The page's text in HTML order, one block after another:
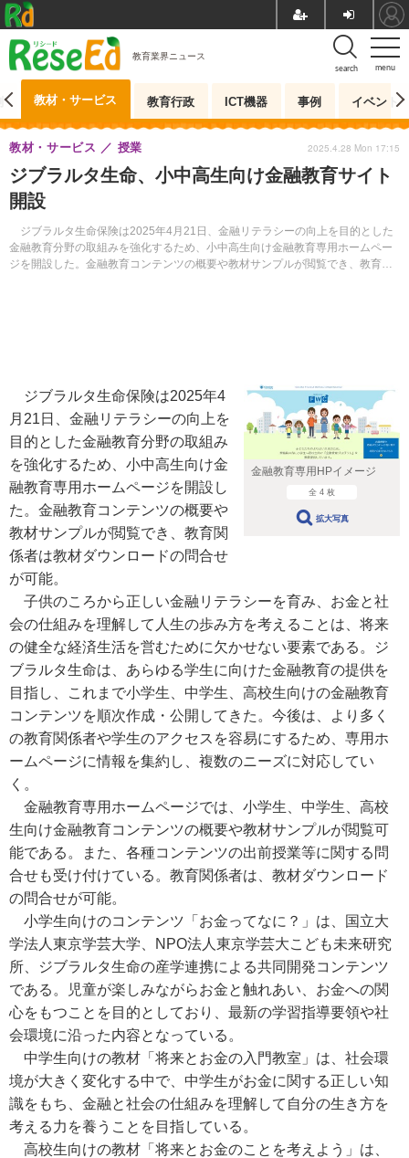
menu
search
教育業界ニュース
教材・サービス 教育行政 ICT機器 事例 イベント
ジブラルタ生命、小中高生向け金融教育サイト
開設
ジブラルタ生命保険は2025年4月21日、金融リテラシーの向上を目的とした
金融教育分野の取組みを強化するため、小中高生向け金融教育専用ホームペー
ジを開設した。金融教育コンテンツの概要や教材サンプルが閲覧でき、教育関
教材・サービス 授業 2025.4.28 Mon 17:15
金融教育専用HPイメージ
全 4 枚
拡大写真
ジブラルタ生命保険は2025年4
月21日、金融リテラシーの向上を
目的とした金融教育分野の取組み
を強化するため、小中高生向け金
融教育専用ホームページを開設し
た。金融教育コンテンツの概要や
教材サンプルが閲覧でき、教育関
係者は教材ダウンロードの問合せ
が可能。
子供のころから正しい金融リテラシーを育み、お金と社
会の仕組みを理解して人生の歩み方を考えることは、将来
の健全な経済生活を営むために欠かせない要素である。ジ
ブラルタ生命は、あらゆる学生に向けた金融教育の提供を
目指し、これまで小学生、中学生、高校生向けの金融教育
コンテンツを順次作成・公開してきた。今後は、より多く
の教育関係者や学生のアクセスを容易にするため、専用ホ
ームページに情報を集約し、複数のニーズに対応してい
く。
金融教育専用ホームページでは、小学生、中学生、高校
生向け金融教育コンテンツの概要や教材サンプルが閲覧可
能である。また、各種コンテンツの出前授業等に関する問
合せも受け付けている。教育関係者は、教材ダウンロード
の問合せが可能。
小学生向けのコンテンツ「お金ってなに？」は、国立大
学法人東京学芸大学、NPO法人東京学芸大こども未来研究
所、ジブラルタ生命の産学連携による共同開発コンテンツ
である。児童が楽しみながらお金と触れあい、お金への関
心をもつことを目的としており、最新の学習指導要領や社
会環境に沿った内容となっている。
中学生向けの教材「将来とお金の入門教室」は、社会環
境が大きく変化する中で、中学生がお金に関する正しい知
識をもち、金融と社会の仕組みを理解して自分の生き方を
考える力を養うことを目指している。
高校生向けの教材「将来とお金のことを考えよう」は、